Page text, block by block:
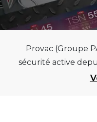
Provac (Groupe
sécurité active
équipements